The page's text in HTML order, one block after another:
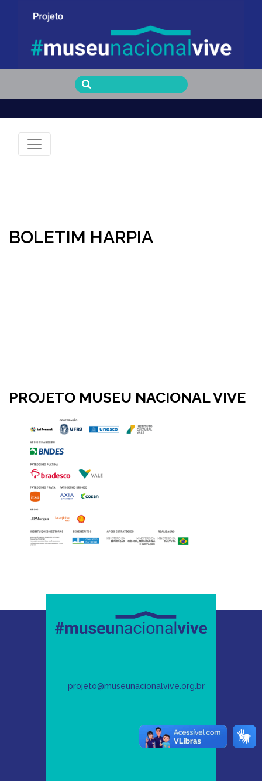
Museu Nacional Vive
BOLETIM HARPIA
PROJETO MUSEU NACIONAL VIVE
projeto@museunacionalvive.org.br